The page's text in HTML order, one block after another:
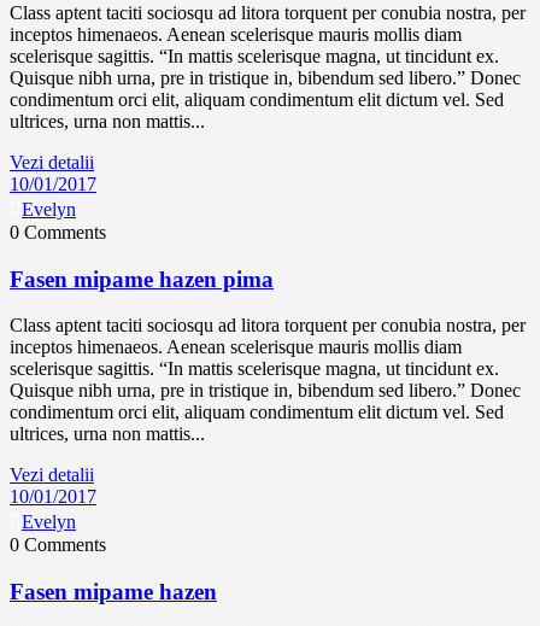
Class aptent taciti sociosqu ad litora torquent per conubia nostra, per
inceptos himenaeos. Aenean scelerisque mauris mollis diam
scelerisque sagittis. “In mattis scelerisque magna, ut tincidunt ex.
Quisque nibh urna, pre in tristique in, bibendum sed libero.” Donec
condimentum orci elit, aliquam condimentum elit dictum vel. Sed
ultrices, urna non mattis...
Vezi detalii
10/01/2017
Evelyn
0 Comments
Fasen mipame hazen pima
Class aptent taciti sociosqu ad litora torquent per conubia nostra, per
inceptos himenaeos. Aenean scelerisque mauris mollis diam
scelerisque sagittis. “In mattis scelerisque magna, ut tincidunt ex.
Quisque nibh urna, pre in tristique in, bibendum sed libero.” Donec
condimentum orci elit, aliquam condimentum elit dictum vel. Sed
ultrices, urna non mattis...
Vezi detalii
10/01/2017
Evelyn
0 Comments
Fasen mipame hazen